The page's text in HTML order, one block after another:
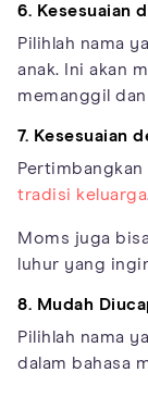
6. Kesesuaian
Pilihlah nama
anak. Ini akan
memanggil
7. Kesesuaian
tradisi keluarga
Moms juga
luhur yang
8. Mudah
Pilihlah nama
dalam bahasa